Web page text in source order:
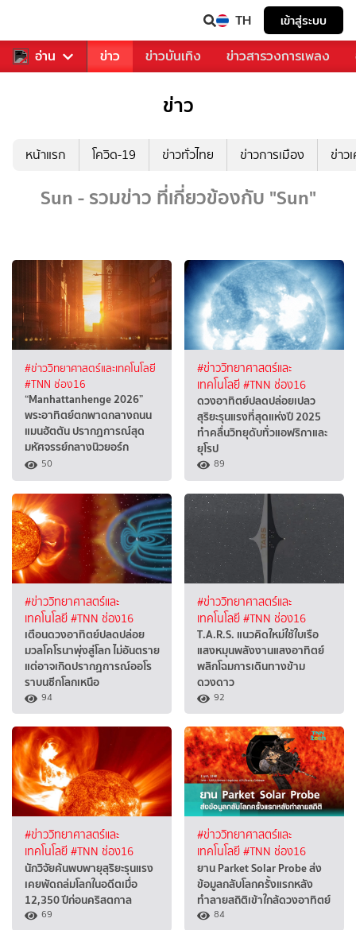
TH เข้าสู่ระบบ
อ่าน
คุณ กีฬา ข่าว ข่าวบันเทิง ข่าวสารวงการเพลง
ข่าว
หน้าแรก โควิด-19 ข่าวทั่วไทย ข่าวการเมือง ข่าว
Sun - รวมข่าว ที่เกี่ยวข้องกับ "Sun"
#ข่าววิทยาศาสตร์และเทคโนโลยี
#TNN ช่อง16
“Manhattanhenge 2026”
พระอาทิตย์ตกพาดกลางถนน
แมนฮัตตัน ปรากฏการณ์สุด
มหัศจรรย์กลางนิวยอร์ก
50
#ข่าววิทยาศาสตร์และ
เทคโนโลยี#TNN ช่อง16
ดวงอาทิตย์ปลดปล่อยเปลว
สุริยะรุนแรงที่สุดแห่งปี 2025
ทำคลื่นวิทยุดับทั่วแอฟริกาและ
ยุโรป
89
#ข่าววิทยาศาสตร์และ
เทคโนโลยี#TNN ช่อง16
เตือนดวงอาทิตย์ปลดปล่อย
มวลโคโรนาพุ่งสู่โลก ไม่อันตราย
แต่อาจเกิดปรากฏการณ์ออโร
ราบนซีกโลกเหนือ
94
#ข่าววิทยาศาสตร์และ
เทคโนโลยี#TNN ช่อง16
T.A.R.S. แนวคิดใหม่ใช้ใบเรือ
แสงหมุนพลังงานแสงอาทิตย์
พลิกโฉมการเดินทางข้าม
ดวงดาว
92
#ข่าววิทยาศาสตร์และ
เทคโนโลยี#TNN ช่อง16
นักวิจัยค้นพบพายุสุริยะรุนแรง
เคยพัดถล่มโลกในอดีตเมื่อ
12,350 ปีก่อนคริสตกาล
69
#ข่าววิทยาศาสตร์และ
เทคโนโลยี#TNN ช่อง16
ยาน Parket Solar Probe ส่ง
ข้อมูลกลับโลกครั้งแรกหลัง
ทำลายสถิติเข้าใกล้ดวงอาทิตย์
84